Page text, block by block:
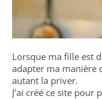
Lorsque ma fille est
adapter ma manière
autant la priver.
J'ai créé ce site pour